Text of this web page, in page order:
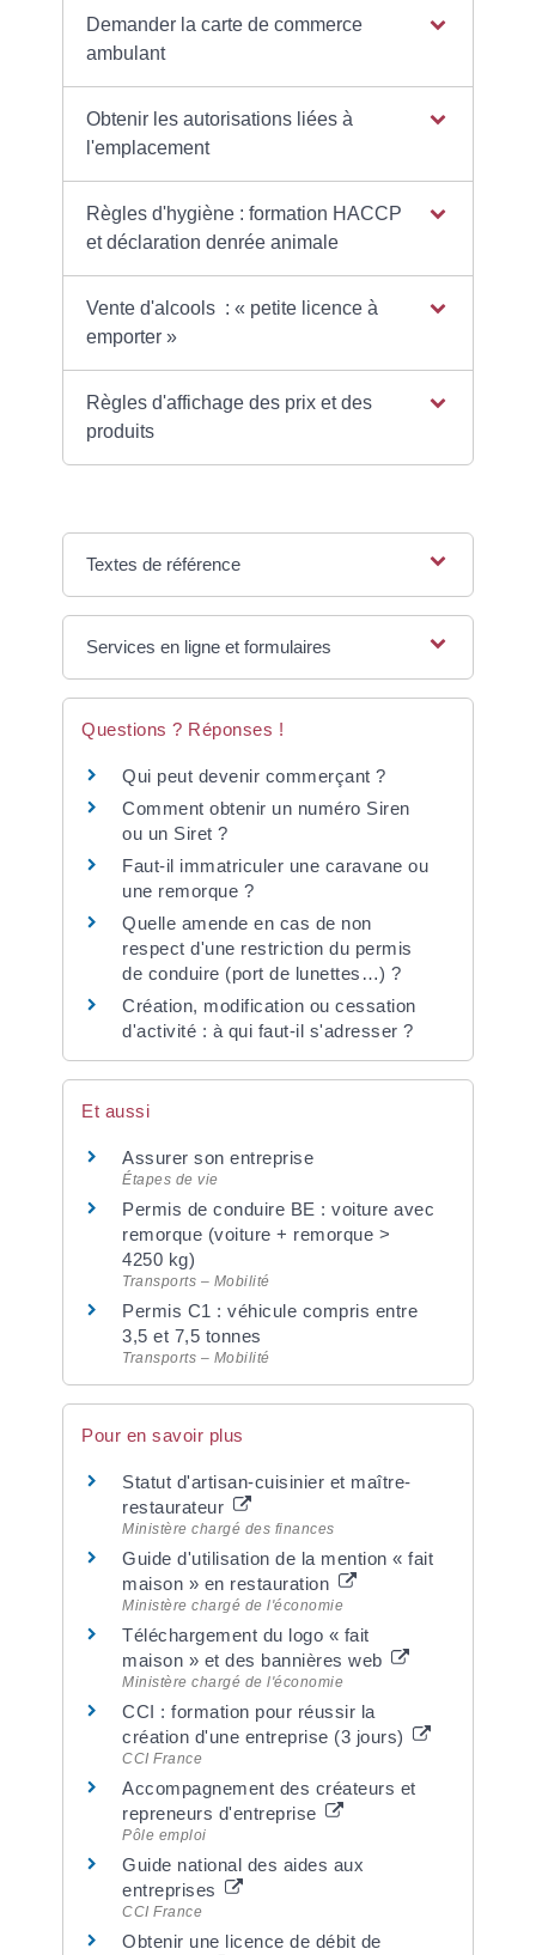
Demander la carte de commerce
ambulant
Obtenir les autorisations liées à
l'emplacement
Règles d'hygiène : formation HACCP
et déclaration denrée animale
Vente d'alcools : « petite licence à
emporter »
Règles d'affichage des prix et des
produits
Textes de référence
Services en ligne et formulaires
Questions ? Réponses !
Qui peut devenir commerçant ?
Comment obtenir un numéro Siren
ou un Siret ?
Faut-il immatriculer une caravane ou
une remorque ?
Quelle amende en cas de non
respect d'une restriction du permis
de conduire (port de lunettes…) ?
Création, modification ou cessation
d'activité : à qui faut-il s'adresser ?
Et aussi
Assurer son entreprise
Étapes de vie
Permis de conduire BE : voiture avec
remorque (voiture + remorque >
4250 kg)
Transports – Mobilité
Permis C1 : véhicule compris entre
3,5 et 7,5 tonnes
Transports – Mobilité
Pour en savoir plus
Statut d'artisan-cuisinier et maître-
restaurateur
Ministère chargé des finances
Guide d'utilisation de la mention « fait
maison » en restauration
Ministère chargé de l'économie
Téléchargement du logo « fait
maison » et des bannières web
Ministère chargé de l'économie
CCI : formation pour réussir la
création d'une entreprise (3 jours)
CCI France
Accompagnement des créateurs et
repreneurs d'entreprise
Pôle emploi
Guide national des aides aux
entreprises
CCI France
Obtenir une licence de débit de